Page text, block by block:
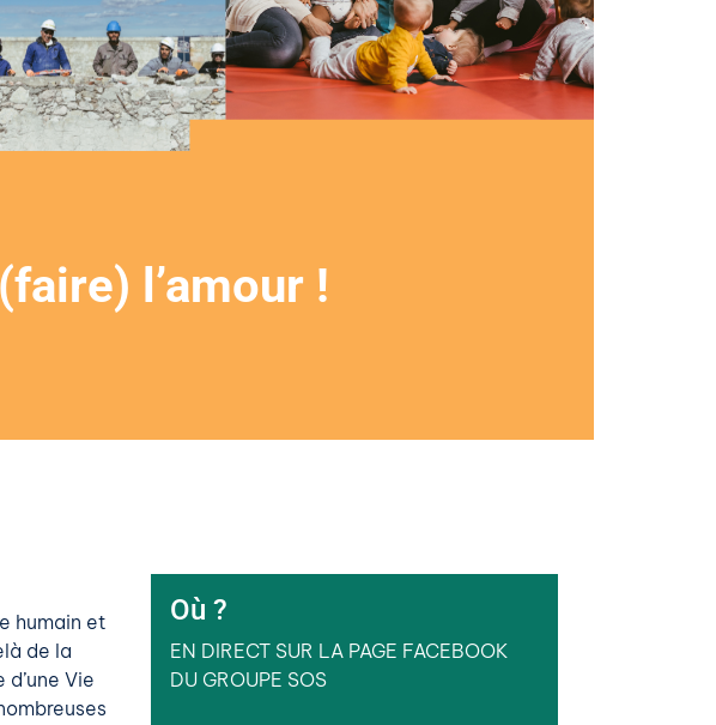
l’amour !
humain et
de la
Vie
Où ?
EN DIRECT SUR LA PAGE FACEBOOK
DU GROUPE SOS